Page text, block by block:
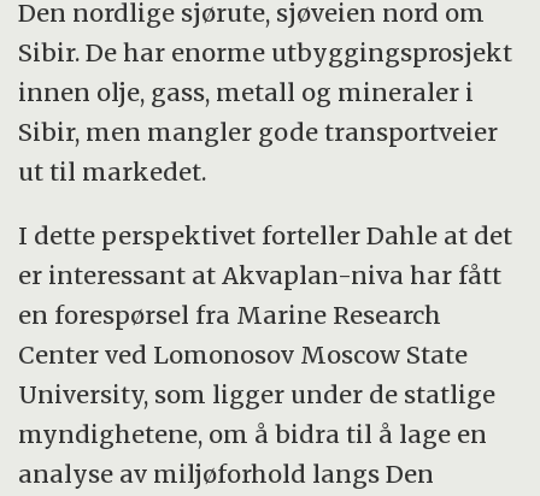
Den nordlige sjørute, sjøveien nord om
Sibir. De har enorme utbyggingsprosjekt
innen olje, gass, metall og mineraler i
Sibir, men mangler gode transportveier
ut til markedet.
I dette perspektivet forteller Dahle at det
er interessant at Akvaplan-niva har fått
en forespørsel fra Marine Research
Center ved Lomonosov Moscow State
University, som ligger under de statlige
myndighetene, om å bidra til å lage en
analyse av miljøforhold langs Den